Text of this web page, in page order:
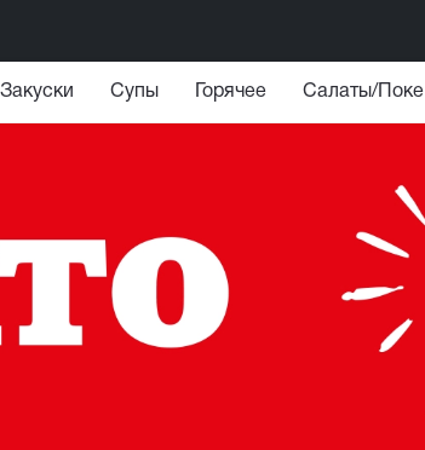
Закуски Супы Горячее Салаты/Поке